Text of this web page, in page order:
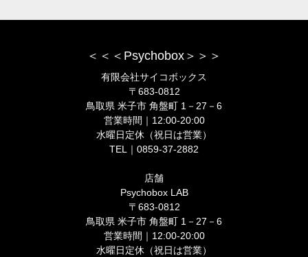
＜＜＜Psychobox＞＞＞
有限会社サイコボックス
〒683-0812
鳥取県 米子市 角盤町 1－27－6
営業時間｜12:00-20:00
水曜日定休（祝日は営業）
TEL｜0859-37-2882
店舗
Psychobox LAB
〒683-0812
鳥取県 米子市 角盤町 1－27－6
営業時間｜12:00-20:00
水曜日定休（祝日は営業）